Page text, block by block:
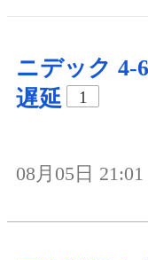
ニデック 4-
遅延
1
08月05日 21:01